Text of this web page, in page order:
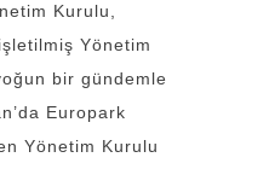
Kurulu,
Yönetim
bir gündemle
Europark
Yönetim Kurulu